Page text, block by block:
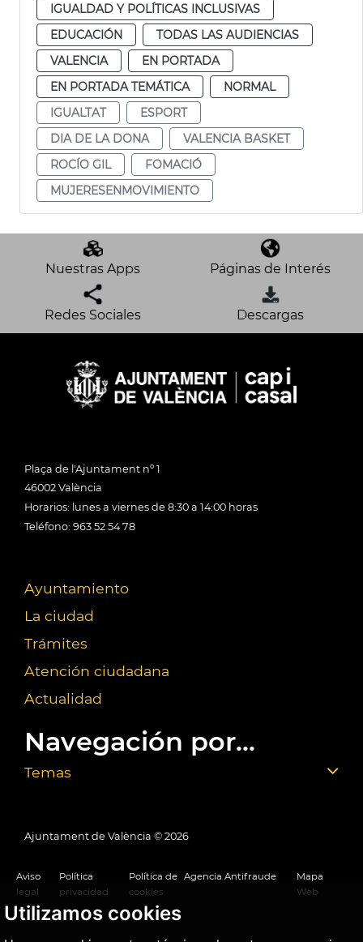
Utilizamos cookies
IGUALDAD Y POLÍTICAS INCLUSIVAS
EDUCACIÓN
TODAS LAS AUDIENCIAS
VALENCIA
EN PORTADA
EN PORTADA TEMÁTICA
NORMAL
IGUALTAT
ESPORT
DIA DE LA DONA
VALENCIA BASKET
ROCÍO GIL
FOMACIÓ
MUJERESENMOVIMIENTO
Nuestras Apps Páginas de Interés
Redes Sociales Descargas
Plaça de l'Ajuntament nº 1
46002 València
Horarios: lunes a viernes de 8:30 a 14:00 horas
Teléfono: 963 52 54 78
Ayuntamiento
La ciudad
Trámites
Atención ciudadana
Actualidad
Navegación por...
Temas
Ajuntament de València © 2026
Aviso
legal
Política
privacidad
Política de
cookies
Agencia Antifraude
Mapa
Web